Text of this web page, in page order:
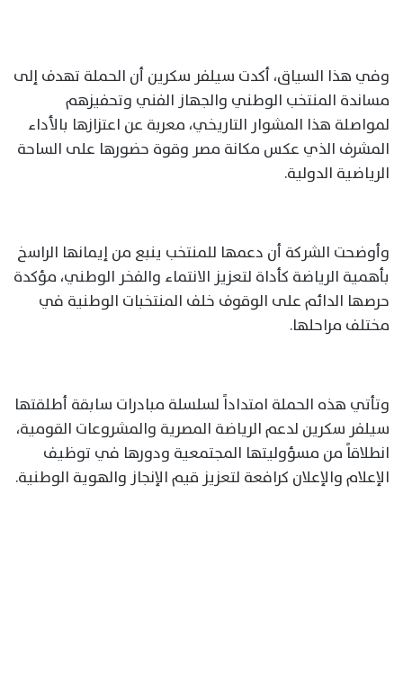
وفي هذا السياق، أكدت سيلفر سكرين أن الحملة تهدف إلى
مساندة المنتخب الوطني والجهاز الفني وتحفيزهم
لمواصلة هذا المشوار التاريخي، معربة عن اعتزازها بالأداء
المشرف الذي عكس مكانة مصر وقوة حضورها على الساحة
الرياضية الدولية.
وأوضحت الشركة أن دعمها للمنتخب ينبع من إيمانها الراسخ
بأهمية الرياضة كأداة لتعزيز الانتماء والفخر الوطني، مؤكدة
حرصها الدائم على الوقوف خلف المنتخبات الوطنية في
مختلف مراحلها.
وتأتي هذه الحملة امتداداً لسلسلة مبادرات سابقة أطلقتها
سيلفر سكرين لدعم الرياضة المصرية والمشروعات القومية،
انطلاقاً من مسؤوليتها المجتمعية ودورها في توظيف
الإعلام والإعلان كرافعة لتعزيز قيم الإنجاز والهوية الوطنية.